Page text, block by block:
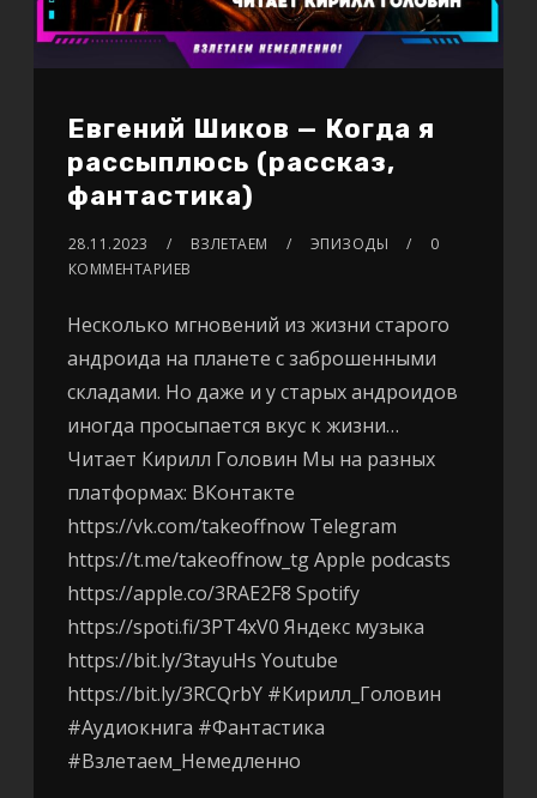
Евгений Шиков — Когда я
рассыплюсь (рассказ,
фантастика)
28.11.2023 ВЗЛЕТАЕМ ЭПИЗОДЫ
0
КОММЕНТАРИЕВ
Несколько мгновений из жизни старого
андроида на планете с заброшенными
складами. Но даже и у старых андроидов
иногда просыпается вкус к жизни…
Читает Кирилл Головин Мы на разных
платформах: ВКонтакте
https://vk.com/takeoffnow Telegram
https://t.me/takeoffnow_tg Apple podcasts
https://apple.co/3RAE2F8 Spotify
https://spoti.fi/3PT4xV0 Яндекс музыка
https://bit.ly/3tayuHs Youtube
https://bit.ly/3RCQrbY #Кирилл_Головин
#Аудиокнига #Фантастика
#Взлетаем_Немедленно